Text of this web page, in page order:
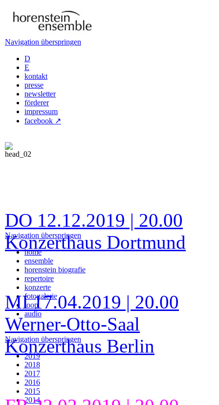
Navigation überspringen
D
E
kontakt
presse
newsletter
förderer
impressum
facebook ↗
Navigation überspringen
home
ensemble
horenstein biografie
repertoire
konzerte
fotogalerie
loop
audio
Navigation überspringen
2019
2018
2017
2016
2015
2014
DO 12.12.2019 | 20.00
Konzerthaus Dortmund
MI 17.04.2019 | 20.00
Werner-Otto-Saal
Konzerthaus Berlin